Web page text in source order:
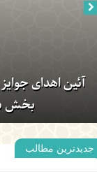
روحانیون جهرم
جدیدترین مطالب